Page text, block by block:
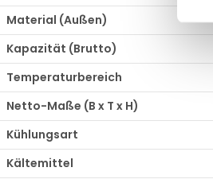
Material (Außen)
Kapazität (Brutto)
Temperaturbereich
Netto-Maße (B x T x H)
Kühlungsart
Kältemittel